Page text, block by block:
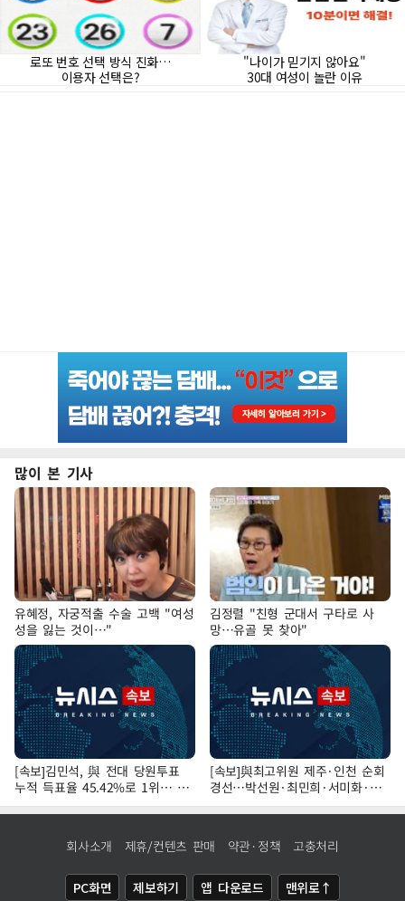
많이 본 기사
유혜정, 자궁적출 수술 고백 "여성
성을 잃는 것이…"
김정렬 "친형 군대서 구타로 사
망…유골 못 찾아"
[속보]김민석, 與 전대 당원투표
누적 득표율 45.42%로 1위… 정
청래 44.56%
[속보]與최고위원 제주·인천 순회
경선…박선원·최민희·서미화·한
민수·김용 순
회사소개 제휴/컨텐츠 판매 약관·정책 고충처리
PC화면 제보하기 앱 다운로드 맨위로↑